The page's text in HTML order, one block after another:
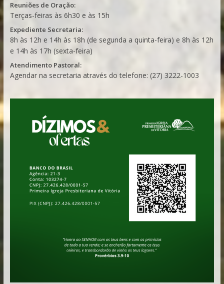
Reuniões de Oração:
Terças-feiras às 6h30 e às 15h
Expediente Secretaria:
8h às 12h e 14h às 18h (de segunda a quinta-feira) e 8h às 12h
e 14h às 17h (sexta-feira)
Atendimento Pastoral:
Agendar na secretaria através do telefone: (27) 3222-1003